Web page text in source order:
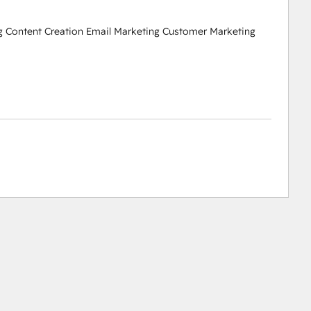
Creation Email Marketing Customer Marketing